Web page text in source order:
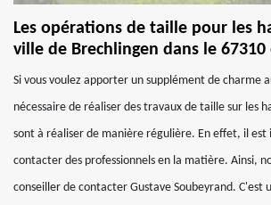
Les opérations de taille pour les
ville de Brechlingen dans le
Si vous voulez apporter un supplément de charme
nécessaire de réaliser des travaux de taille sur les
sont à réaliser de manière régulière. En effet, il est
contacter des professionnels en la matière. Ainsi,
conseiller de contacter Gustave Soubeyrand. C'est